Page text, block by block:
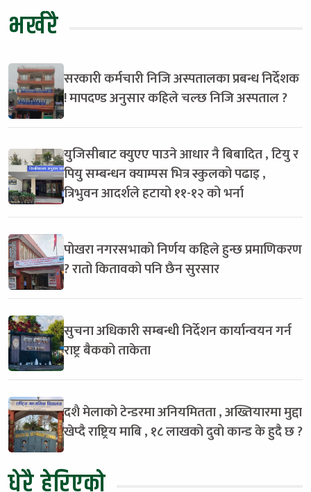
भर्खरै
सरकारी कर्मचारी निजि अस्पतालका प्रबन्ध निर्देशक
! मापदण्ड अनुसार कहिले चल्छ निजि अस्पताल ?
युजिसीबाट क्युएए पाउने आधार नै बिबादित , टियु र
पियु सम्बन्धन क्याम्पस भित्र स्कुलको पढाइ ,
त्रिभुवन आदर्शले हटायो ११-१२ को भर्ना
पोखरा नगरसभाको निर्णय कहिले हुन्छ प्रमाणिकरण
? रातो कितावको पनि छैन सुरसार
सुचना अधिकारी सम्बन्धी निर्देशन कार्यान्वयन गर्न
राष्ट्र बैकको ताकेता
दशै मेलाको टेन्डरमा अनियमितता , अख्तियारमा मुद्दा
खेप्दै राष्ट्रिय माबि , १८ लाखको दुवो कान्ड के हुदै छ ?
धेरै हेरिएको